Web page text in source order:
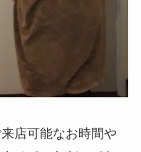
店可能なお時間や